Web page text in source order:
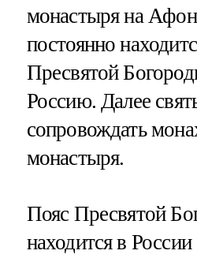
монастыря на
постоянно
Пресвятой
Россию. Далее
сопровождать
монастыря.
Пояс Пресвятой
находится в